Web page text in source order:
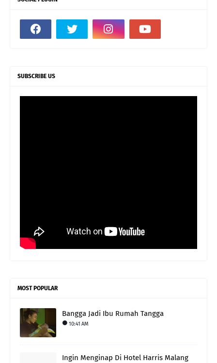
SUBSCRIBE US
MOST POPULAR
Bangga Jadi Ibu Rumah Tangga
10:41 AM
Ingin Menginap Di Hotel Harris Malang